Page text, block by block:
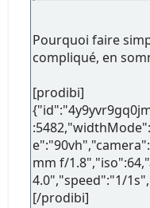
Pourquoi faire
compliqué, en
[prodibi]
mm f/
4.0","speed":"1/
[/prodibi]